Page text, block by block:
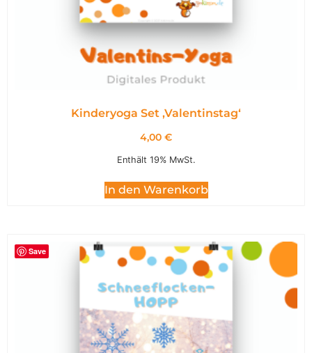
Kinderyoga Set ,Valentinstag‘
4,00 €
Enthält 19% MwSt.
In den Warenkorb
Save